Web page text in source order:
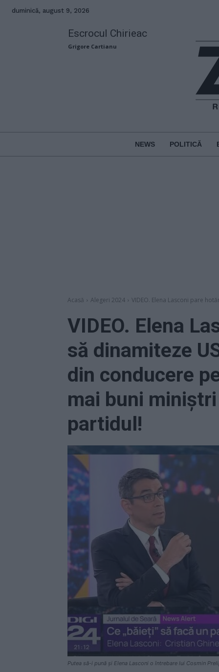
duminică, august 9, 2026
Escrocul Chirieac
Grigore Cartianu
NEWS POLITICĂ
Acasă Alegeri 2024 VIDEO. Elena Lasconi pare
VIDEO. Elena
să dinamiteze
din conducere
mai buni
partidul!
Putea să-i pună și Elena Lasconi o întrebare lui Cosmin